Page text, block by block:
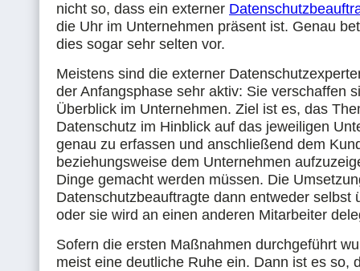
nicht so, dass ein externer
die Uhr im Unternehmen präsent ist. Genau
dies sogar sehr selten vor.
Meistens sind die externer
der Anfangsphase sehr aktiv: Sie verschaffen
Überblick im Unternehmen. Ziel ist es, das
Datenschutz im Hinblick auf das jeweiligen
genau zu erfassen und anschließend dem
beziehungsweise dem Unternehmen
Dinge gemacht werden müssen. Die
Datenschutzbeauftragte dann entweder selbst
oder sie wird an einen anderen Mitarbeiter
Sofern die ersten Maßnahmen durchgeführt
meist eine deutliche Ruhe ein. Dann ist es so,